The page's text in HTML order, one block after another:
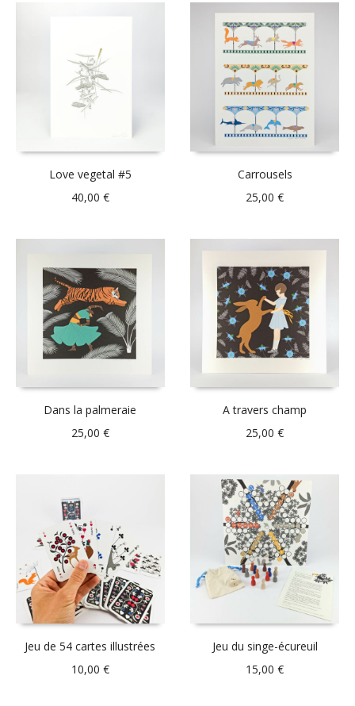
Love vegetal #5
40,00 €
Carrousels
25,00€
Dans la palmeraie
25,00 €
A travers champ
25,00€
Jeu de 54 cartes illustrées
10,00 €
Jeu du singe-écureuil
15,00€